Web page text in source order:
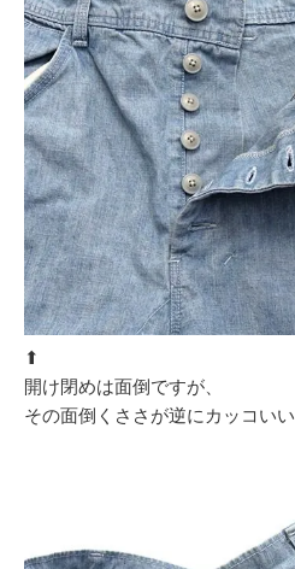
⬆︎
開け閉めは面倒ですが、
その面倒くささが逆にカッコいい